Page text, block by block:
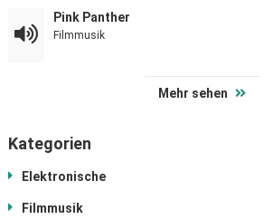
Pink Panther
Filmmusik
Mehr sehen
Kategorien
Elektronische
Filmmusik